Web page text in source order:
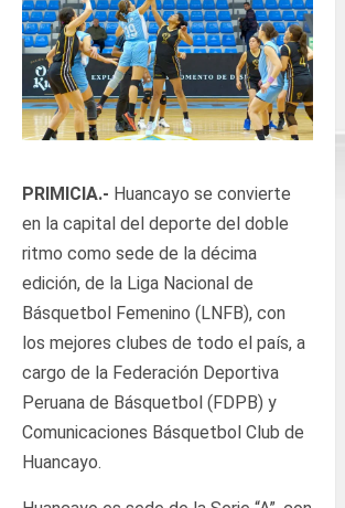
PRIMICIA.- Huancayo se convierte
en la capital del deporte del doble
ritmo como sede de la décima
edición, de la Liga Nacional de
Básquetbol Femenino (LNFB), con
los mejores clubes de todo el país, a
cargo de la Federación Deportiva
Peruana de Básquetbol (FDPB) y
Comunicaciones Básquetbol Club de
Huancayo.